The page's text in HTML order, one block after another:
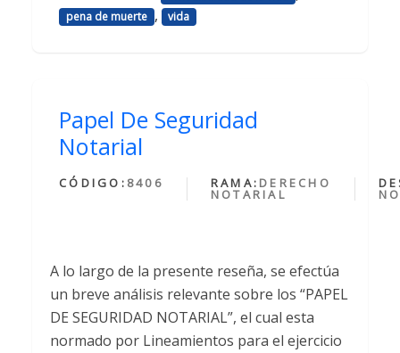
pena de muerte , vida
Papel De Seguridad
Notarial
CÓDIGO: 8406 RAMA: DERECHO
NOTARIAL
A lo largo de la presente reseña, se efectúa
un breve análisis relevante sobre los “PAPEL
DE SEGURIDAD NOTARIAL”, el cual esta
normado por Lineamientos para el ejercicio